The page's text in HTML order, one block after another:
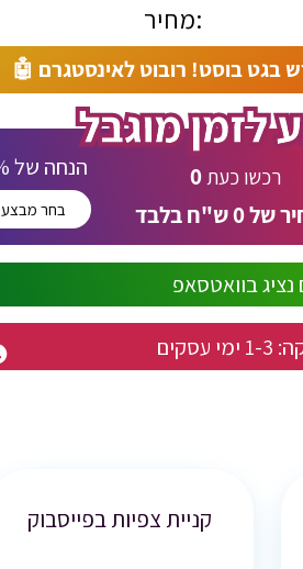
מחיר:
בגט בוסט! רובוט לאינסטגרם 🤖
% הנחה של
בחר מבצע
רכשו כעת0
של0ש"ח בלבד
בוואטסאפ
1-3 ימי עסקים
קניית צפיות בפייסבוק